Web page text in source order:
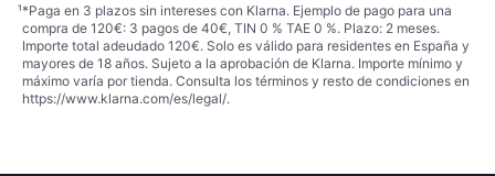
¹*Paga en 3 plazos sin intereses con Klarna. Ejemplo de pago para una
compra de 120€: 3 pagos de 40€, TIN 0 % TAE 0 %. Plazo: 2 meses.
Importe total adeudado 120€. Solo es válido para residentes en España y
mayores de 18 años. Sujeto a la aprobación de Klarna. Importe mínimo y
máximo varía por tienda. Consulta los términos y resto de condiciones en
https://www.klarna.com/es/legal/.